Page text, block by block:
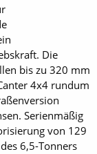
Die
bis zu 320 mm
4x4 rundum
Serienmäßig
von 129
6,5-Tonners